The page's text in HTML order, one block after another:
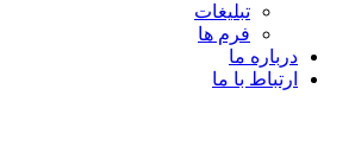
تبلیغات
فرم ها
درباره ما
ارتباط با ما